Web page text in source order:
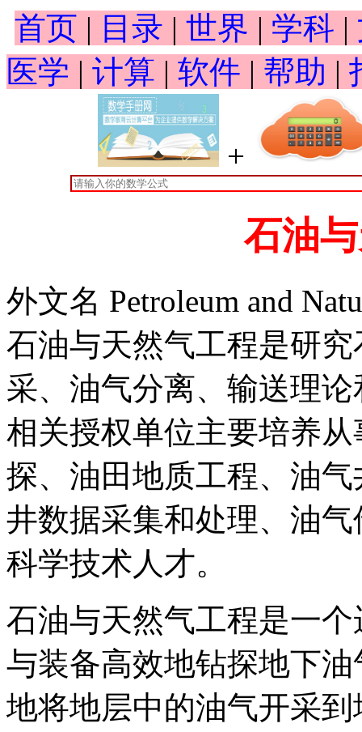
首页 | 目录 | 世界 | 学科 |
医学 | 计算 | 软件 | 帮助 |
+
石油
外文名 Petroleum and
石油与天然气工程是研
采、油气分离、输送理
相关授权单位主要培养
探、油田地质工程、油
井数据采集和处理、油
科学技术人才。
石油与天然气工程是一
与装备高效地钻探地下
地将地层中的油气开采